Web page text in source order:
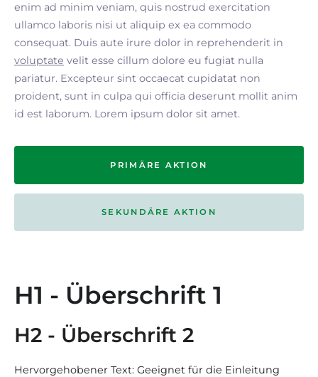
enim ad minim veniam, quis nostrud exercitation
ullamco laboris nisi ut aliquip ex ea commodo
consequat. Duis aute irure dolor in reprehenderit in
voluptate velit esse cillum dolore eu fugiat nulla
pariatur. Excepteur sint occaecat cupidatat non
proident, sunt in culpa qui officia deserunt mollit anim
id est laborum. Lorem ipsum dolor sit amet.
PRIMÄRE AKTION
SEKUNDÄRE AKTION
H1 - Überschrift 1
H2 - Überschrift 2
Hervorgehobener Text: Geeignet für die Einleitung